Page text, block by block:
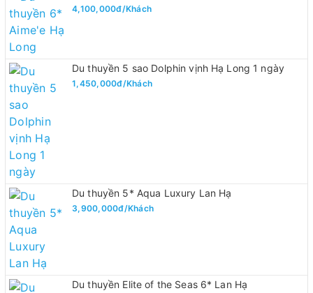
4,100,000đ/Khách
Du thuyền 5 sao Dolphin vịnh Hạ Long 1 ngày
1,450,000đ/Khách
Du thuyền 5* Aqua Luxury Lan Hạ
3,900,000đ/Khách
Du thuyền Elite of the Seas 6* Lan Hạ